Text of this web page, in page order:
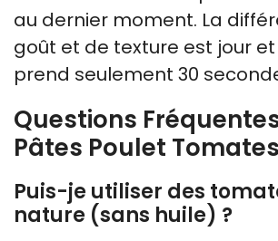
au dernier moment. La
goût et de texture est jour
prend seulement 30
Questions
Pâtes Poulet
Puis-je utiliser des
nature (sans huile) ?